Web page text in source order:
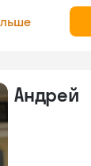
Андрей